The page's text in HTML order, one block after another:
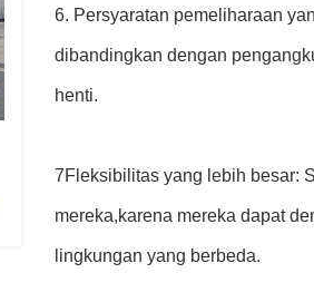
6. Persyaratan pemeliharaan
dibandingkan dengan
henti.
7Fleksibilitas yang lebih besar:
mereka,karena mereka dapat
lingkungan yang berbeda.